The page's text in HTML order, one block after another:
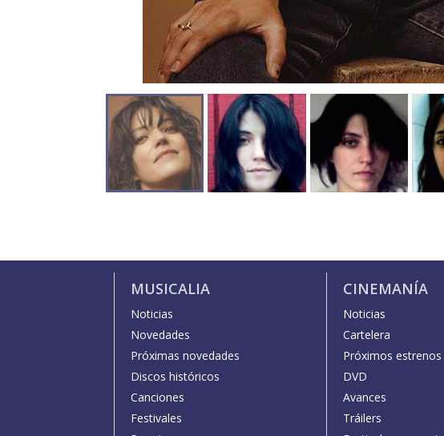
MUSICALIA
Noticias
Novedades
Próximas novedades
Discos históricos
Canciones
Festivales
CINEMANÍA
Noticias
Cartelera
Próximos estrenos
DVD
Avances
Tráilers